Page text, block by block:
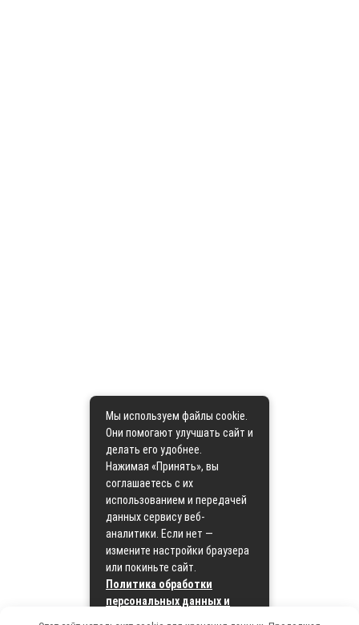
Мы используем файлы cookie.
Они помогают улучшать сайт и
делать его удобнее.
Нажимая «Принять», вы
соглашаетесь с их
использованием и передачей
данных сервису веб-
аналитики. Если нет —
измените настройки браузера
или покиньте сайт.
Политика обработки
персональных данных и